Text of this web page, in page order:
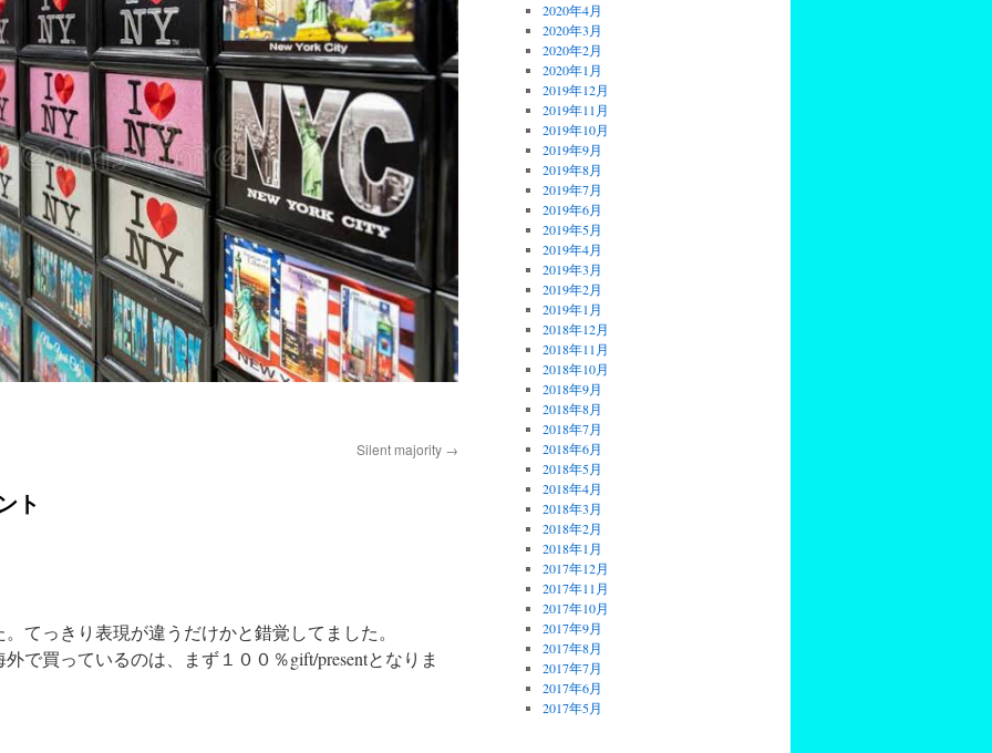
Silent majority →
ト
てっきり表現が違うだけかと錯覚してました。
で買っているのは、まず１００％gift/presentとなりま
2020年4月
2020年3月
2020年2月
2020年1月
2019年12月
2019年11月
2019年10月
2019年9月
2019年8月
2019年7月
2019年6月
2019年5月
2019年4月
2019年3月
2019年2月
2019年1月
2018年12月
2018年11月
2018年10月
2018年9月
2018年8月
2018年7月
2018年6月
2018年5月
2018年4月
2018年3月
2018年2月
2018年1月
2017年12月
2017年11月
2017年10月
2017年9月
2017年8月
2017年7月
2017年6月
2017年5月